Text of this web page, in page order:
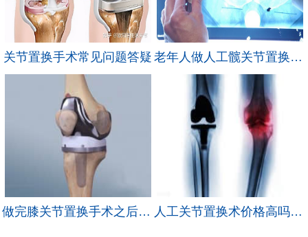
关节置换手术常见问题答疑 老年人做人工髋关节置换，风险大吗？
做完膝关节置换手术之后，应该怎么保养？ 人工关节置换术价格高吗？人工关节置换采用什么材料好？